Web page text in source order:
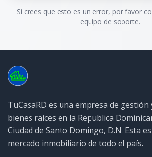
Si crees que esto es un error, por favor
equipo de soporte.
TuCasaRD es una empresa de gestión
bienes raíces en la Republica
Ciudad de Santo Domingo, D.N. Esta
mercado inmobiliario de todo el país.